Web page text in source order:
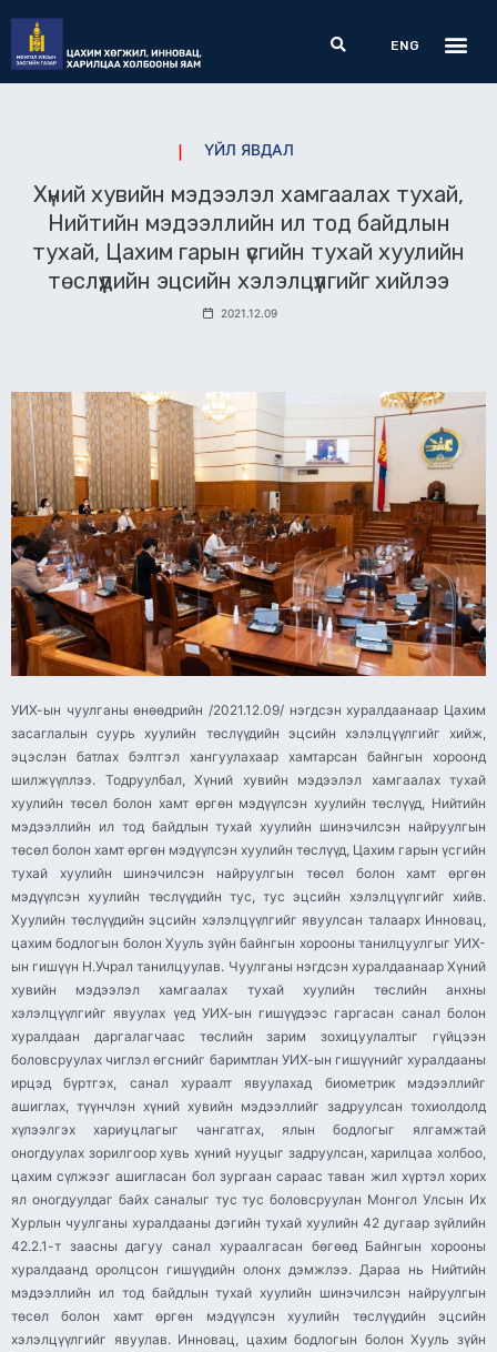
content
Search
ENG
ҮЙЛ ЯВДАЛ
Хүний хувийн мэдээлэл хамгаалах тухай,
Нийтийн мэдээллийн ил тод байдлын
тухай, Цахим гарын үсгийн тухай хуулийн
төслүүдийн эцсийн хэлэлцүүлгийг хийлээ
2021.12.09
УИХ-ын чуулганы өнөөдрийн /2021.12.09/ нэгдсэн хуралдаанаар Цахим
засаглалын суурь хуулийн төслүүдийн эцсийн хэлэлцүүлгийг хийж,
эцэслэн батлах бэлтгэл хангуулахаар хамтарсан байнгын хороонд
шилжүүллээ. Тодруулбал, Хүний хувийн мэдээлэл хамгаалах тухай
хуулийн төсөл болон хамт өргөн мэдүүлсэн хуулийн төслүүд, Нийтийн
мэдээллийн ил тод байдлын тухай хуулийн шинэчилсэн найруулгын
төсөл болон хамт өргөн мэдүүлсэн хуулийн төслүүд, Цахим гарын үсгийн
тухай хуулийн шинэчилсэн найруулгын төсөл болон хамт өргөн
мэдүүлсэн хуулийн төслүүдийн тус, тус эцсийн хэлэлцүүлгийг хийв.
Хуулийн төслүүдийн эцсийн хэлэлцүүлгийг явуулсан талаарх Инновац,
цахим бодлогын болон Хууль зүйн байнгын хорооны танилцуулгыг УИХ-
ын гишүүн Н.Учрал танилцуулав. Чуулганы нэгдсэн хуралдаанаар Хүний
хувийн мэдээлэл хамгаалах тухай хуулийн төслийн анхны
хэлэлцүүлгийг явуулах үед УИХ-ын гишүүдээс гаргасан санал болон
хуралдаан даргалагчаас төслийн зарим зохицуулалтыг гүйцээн
боловсруулах чиглэл өгснийг баримтлан УИХ-ын гишүүнийг хуралдааны
ирцэд бүртгэх, санал хураалт явуулахад биометрик мэдээллийг
ашиглах, түүнчлэн хүний хувийн мэдээллийг задруулсан тохиолдолд
хүлээлгэх хариуцлагыг чангатгах, ялын бодлогыг ялгамжтай
оногдуулах зорилгоор хувь хүний нууцыг задруулсан, харилцаа холбоо,
цахим сүлжээг ашигласан бол зургаан сараас таван жил хүртэл хорих
ял оногдуулдаг байх саналыг тус тус боловсруулан Монгол Улсын Их
Хурлын чуулганы хуралдааны дэгийн тухай хуулийн 42 дугаар зүйлийн
42.2.1-т заасны дагуу санал хураалгасан бөгөөд Байнгын хорооны
хуралдаанд оролцсон гишүүдийн олонх дэмжлээ. Дараа нь Нийтийн
мэдээллийн ил тод байдлын тухай хуулийн шинэчилсэн найруулгын
төсөл болон хамт өргөн мэдүүлсэн хуулийн төслүүдийн эцсийн
хэлэлцүүлгийг явуулав. Инновац, цахим бодлогын болон Хууль зүйн